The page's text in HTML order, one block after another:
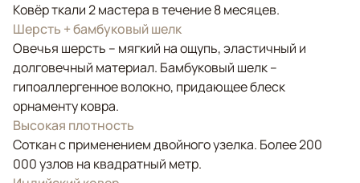
Ковёр ткали 2 мастера в течение 8 месяцев.
Шерсть + бамбуковый шелк
Овечья шерсть – мягкий на ощупь, эластичный и
долговечный материал. Бамбуковый шелк –
гипоаллергенное волокно, придающее блеск
орнаменту ковра.
Высокая плотность
Соткан с применением двойного узелка. Более 200
000 узлов на квадратный метр.